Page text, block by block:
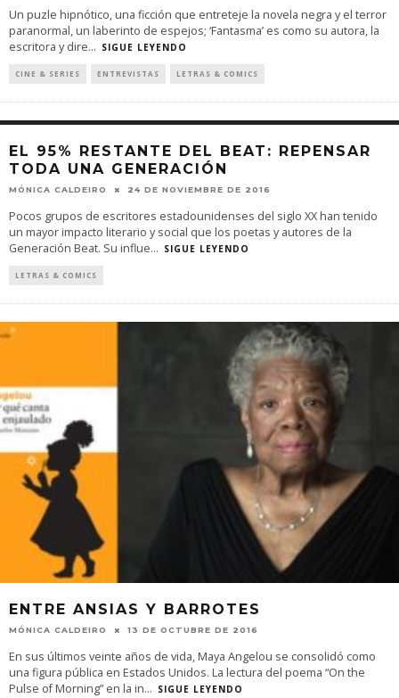
Un puzle hipnótico, una ficción que entreteje la novela negra y el terror
paranormal, un laberinto de espejos; ‘Fantasma’ es como su autora, la
escritora y dire... SIGUE LEYENDO
CINE & SERIES ENTREVISTAS LETRAS & COMICS
EL 95% RESTANTE DEL BEAT: REPENSAR
TODA UNA GENERACIÓN
MÓNICA CALDEIRO 24 DE NOVIEMBRE DE 2016
Pocos grupos de escritores estadounidenses del siglo XX han tenido
un mayor impacto literario y social que los poetas y autores de la
Generación Beat. Su influe... SIGUE LEYENDO
LETRAS & COMICS
ENTRE ANSIAS Y BARROTES
MÓNICA CALDEIRO 13 DE OCTUBRE DE 2016
En sus últimos veinte años de vida, Maya Angelou se consolidó como
una figura pública en Estados Unidos. La lectura del poema “On the
Pulse of Morning” en la in... SIGUE LEYENDO